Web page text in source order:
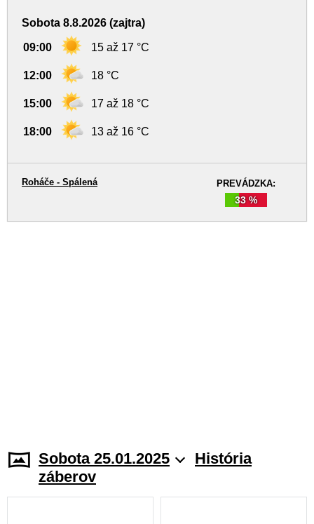
Sobota 8.8.2026 (zajtra)
09:00 15 až 17 °C
12:00 18 °C
15:00 17 až 18 °C
18:00 13 až 16 °C
PREVÁDZKA:
33 %
Roháče - Spálená
Sobota 25.01.2025
História
záberov